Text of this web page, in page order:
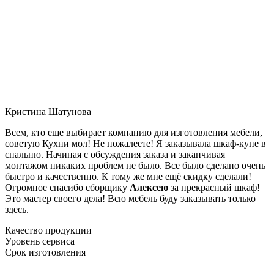
Кристина Шатунова
Всем, кто еще выбирает компанию для изготовления мебели,
советую Кухни мол! Не пожалеете! Я заказывала шкаф-купе в
спальню. Начиная с обсуждения заказа и заканчивая
монтажом никаких проблем не было. Все было сделано очень
быстро и качественно. К тому же мне ещё скидку сделали!
Огромное спасибо сборщику Алексею за прекрасный шкаф!
Это мастер своего дела! Всю мебель буду заказывать только
здесь.
Качество продукции
Уровень сервиса
Срок изготовления